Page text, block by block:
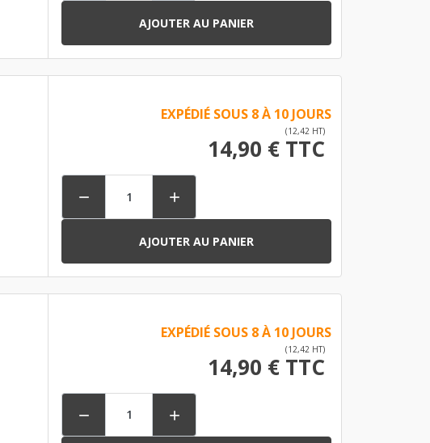
AJOUTER AU PANIER
EXPÉDIÉ SOUS 8 À 10 JOURS
(12,42 HT)
14,90 € TTC
 
AJOUTER AU PANIER
EXPÉDIÉ SOUS 8 À 10 JOURS
(12,42 HT)
14,90 € TTC
 